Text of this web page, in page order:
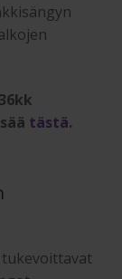
tästä.
tukevoittavat